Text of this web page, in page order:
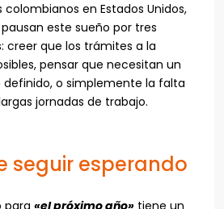
colombianos en Estados Unidos,
este sueño por tres
creer que los trámites a la
pensar que necesitan un
o simplemente la falta
jornadas de trabajo.
seguir esperando